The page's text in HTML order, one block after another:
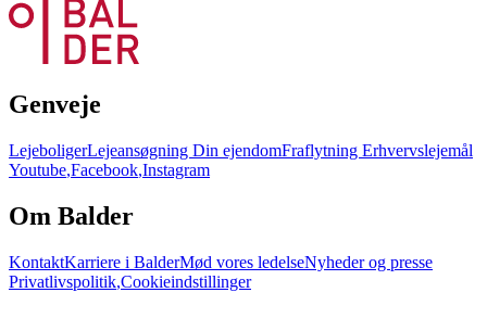
Genveje
LejeboligerLejeansøgning Din ejendomFraflytning Erhvervslejemål
Youtube,Facebook,Instagram
Om Balder
KontaktKarriere i BalderMød vores ledelseNyheder og presse
Privatlivspolitik,Cookieindstillinger